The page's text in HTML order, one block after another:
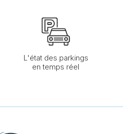
L'état des parkings
en temps réel